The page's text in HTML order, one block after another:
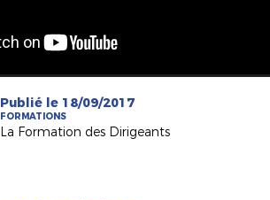
Publié le 18/09/2017
FORMATIONS
La Formation des Dirigeants